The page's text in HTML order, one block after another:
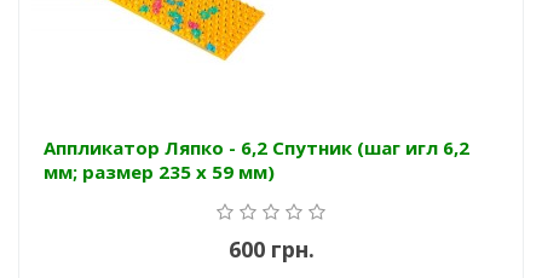
Аппликатор Ляпко - 6,2 Спутник (шаг игл 6,2
мм; размер 235 х 59 мм)
600 грн.